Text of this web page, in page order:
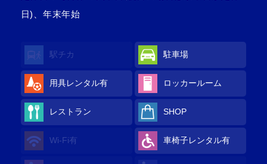
日)、年末年始
駅チカ 駐車場
用具レンタル有 ロッカールーム
レストラン SHOP
Wi-Fi有 車椅子レンタル有